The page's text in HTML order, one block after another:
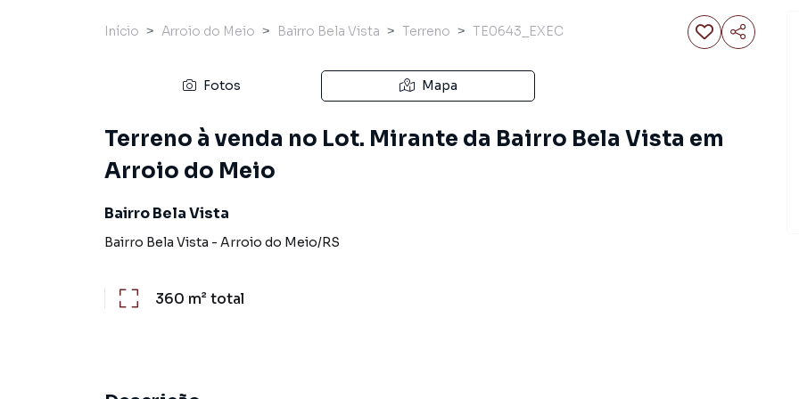
Início Arroio do Meio Bairro Bela Vista Terreno TE0643_EXEC
Fotos Mapa
Terreno à venda no Lot. Mirante da Bairro Bela Vista em
Arroio do Meio
Bairro Bela Vista
Bairro Bela Vista - Arroio do Meio/RS
360 m²total